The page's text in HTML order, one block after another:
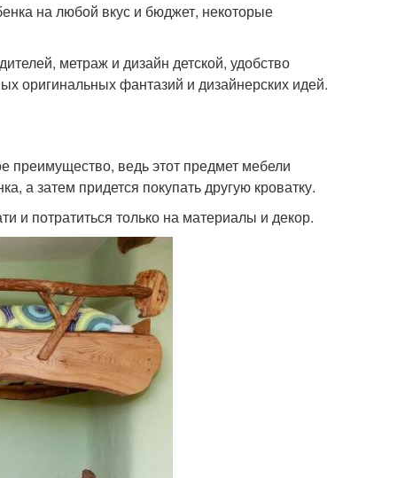
на любой вкус и бюджет, некоторые
метраж и дизайн детской, удобство
оригинальных фантазий и дизайнерских идей.
преимущество, ведь этот предмет мебели
а затем придется покупать другую кроватку.
и потратиться только на материалы и декор.